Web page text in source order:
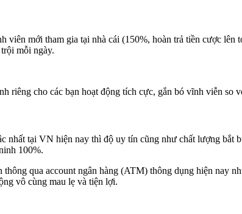
viên mới tham gia tại nhà cái (150%, hoàn trả tiền cược
mỗi ngày.
cho các bạn hoạt động tích cực, gắn bó vĩnh viễn so
nhất tại VN hiện nay thì độ uy tín cũng như chất lượng
100%.
qua account ngân hàng (ATM) thông dụng hiện
vô cùng mau lẹ và tiện lợi.